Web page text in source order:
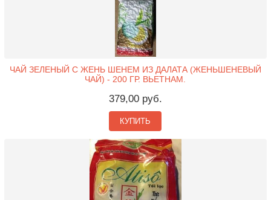
ЧАЙ ЗЕЛЕНЫЙ С ЖЕНЬ ШЕНЕМ ИЗ ДАЛАТА (ЖЕНЬШЕНЕВЫЙ
ЧАЙ) - 200 ГР. ВЬЕТНАМ.
379,00 руб.
КУПИТЬ